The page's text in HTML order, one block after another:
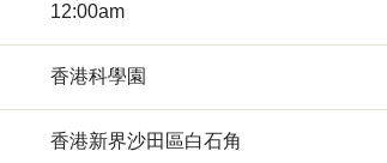
12:00am
香港科學園
香港新界沙田區白石角